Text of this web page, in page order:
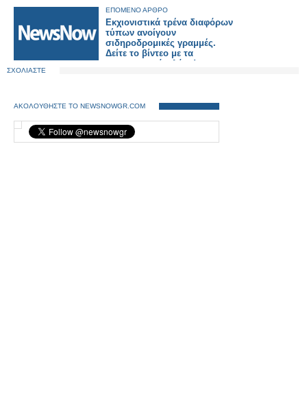
ΕΠΟΜΕΝΟ ΑΡΘΡΟ
Εκχιονιστικά τρένα διαφόρων
τύπων ανοίγουν
σιδηροδρομικές γραμμές.
Δείτε το βίντεο με τα
εντυπωσιακά πλάνα!
ΣΧΟΛΙΑΣΤΕ
ΑΚΟΛΟΥΘΗΣΤΕ ΤΟ NEWSNOWGR.COM